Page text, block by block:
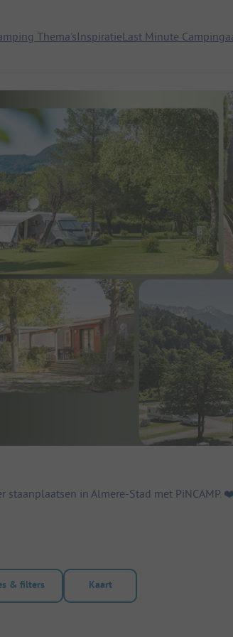
Thema'sInspiratieLast Minute
om te zoeken naar huuraccommodaties
staanplaatsen in Almere-Stad met PiNCAMP.
& filters Kaart